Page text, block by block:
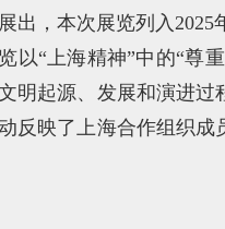
出，本次展览列入2025
以“上海精神”中的“尊
明起源、发展和演进
反映了上海合作组织